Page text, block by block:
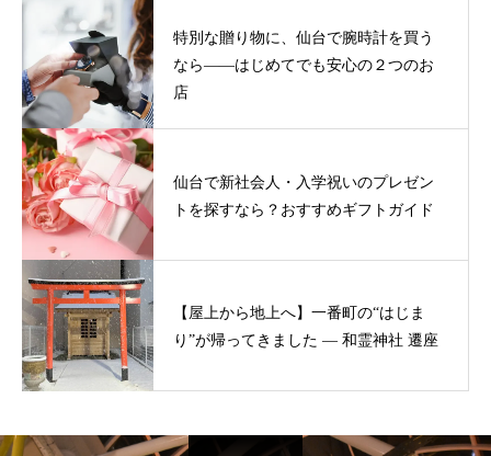
特別な贈り物に、仙台で腕時計を買う
なら——はじめてでも安心の２つのお
店
仙台で新社会人・入学祝いのプレゼン
トを探すなら？おすすめギフトガイド
【屋上から地上へ】一番町の“はじま
り”が帰ってきました ― 和霊神社 遷座